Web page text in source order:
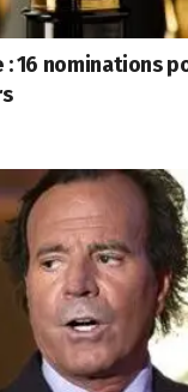
16 nominations